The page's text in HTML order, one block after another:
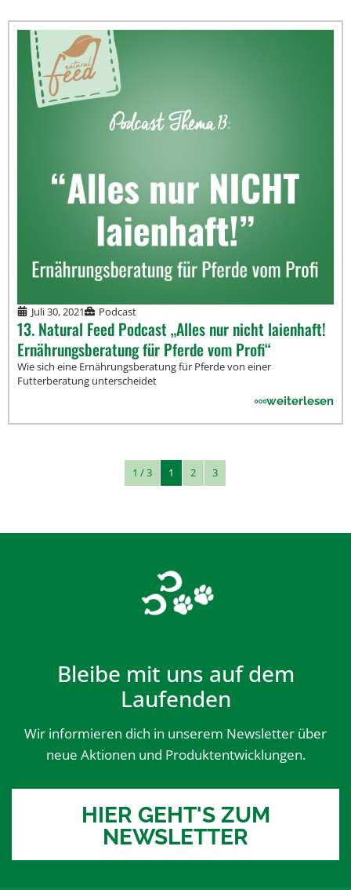
Juli 30, 2021 Podcast
13. Natural Feed Podcast „Alles nur nicht laienhaft!
Ernährungsberatung für Pferde vom Profi“
Wie sich eine Ernährungsberatung für Pferde von einer
Futterberatung unterscheidet
weiterlesen
1 / 3 1 2 3
Bleibe mit uns auf dem
Laufenden
Wir informieren dich in unserem Newsletter über
neue Aktionen und Produktentwicklungen.
HIER GEHT'S ZUM
NEWSLETTER